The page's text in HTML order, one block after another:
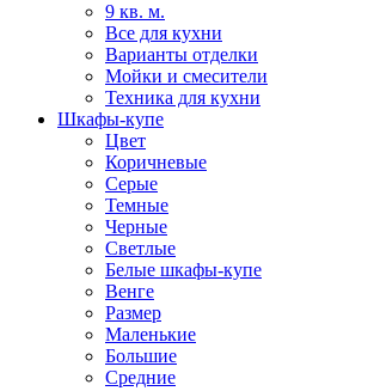
9 кв. м.
Все для кухни
Варианты отделки
Мойки и смесители
Техника для кухни
Шкафы-купе
Цвет
Коричневые
Серые
Темные
Черные
Светлые
Белые шкафы-купе
Венге
Размер
Маленькие
Большие
Средние